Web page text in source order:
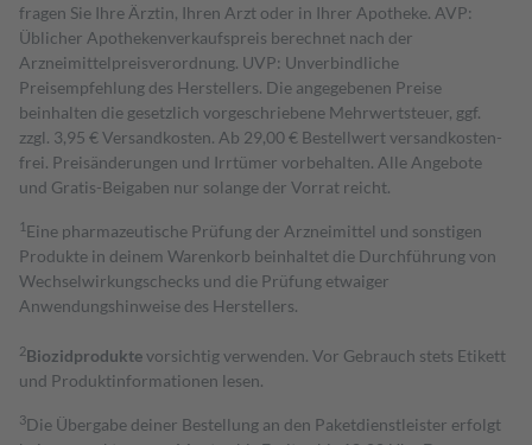
fragen Sie Ihre Ärztin, Ihren Arzt oder in Ihrer Apotheke. AVP:
Üblicher Apothekenverkaufspreis berechnet nach der
Arzneimittelpreisverordnung. UVP: Unverbindliche
Preisempfehlung des Herstellers. Die angegebenen Preise
beinhalten die gesetzlich vorgeschriebene Mehrwertsteuer, ggf.
zzgl. 3,95 € Versandkosten. Ab 29,00 € Bestell­wert versand­kosten­
frei. Preisänderungen und Irrtümer vorbehalten. Alle Angebote
und Gratis-Beigaben nur solange der Vorrat reicht.
1 Eine pharmazeutische Prüfung der Arzneimittel und sonstigen
Produkte in deinem Warenkorb beinhaltet die Durchführung von
Wechselwirkungschecks und die Prüfung etwaiger
Anwendungshinweise des Herstellers.
2Biozidproduktevorsichtig verwenden. Vor Gebrauch stets Etikett
und Produktinformationen lesen.
3Die Übergabe deiner Bestellung an den Paketdienstleister erfolgt